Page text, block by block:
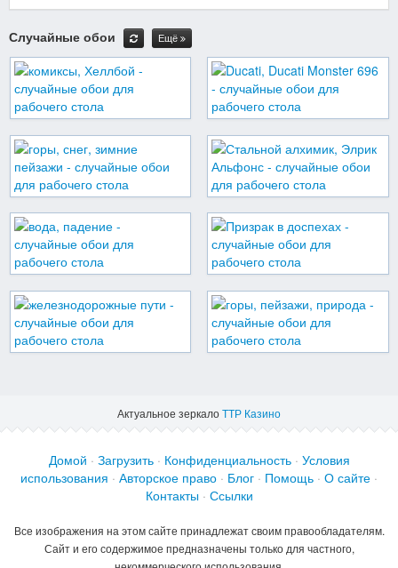
Случайные обои Ещё
Актуальное зеркалоТТР Казино
Домой · Загрузить · Конфиденциальность · Условия
использования · Авторское право · Блог · Помощь · О сайте ·
Контакты · Ссылки
Все изображения на этом сайте принадлежат своим правообладателям.
Сайт и его содержимое предназначены только для частного,